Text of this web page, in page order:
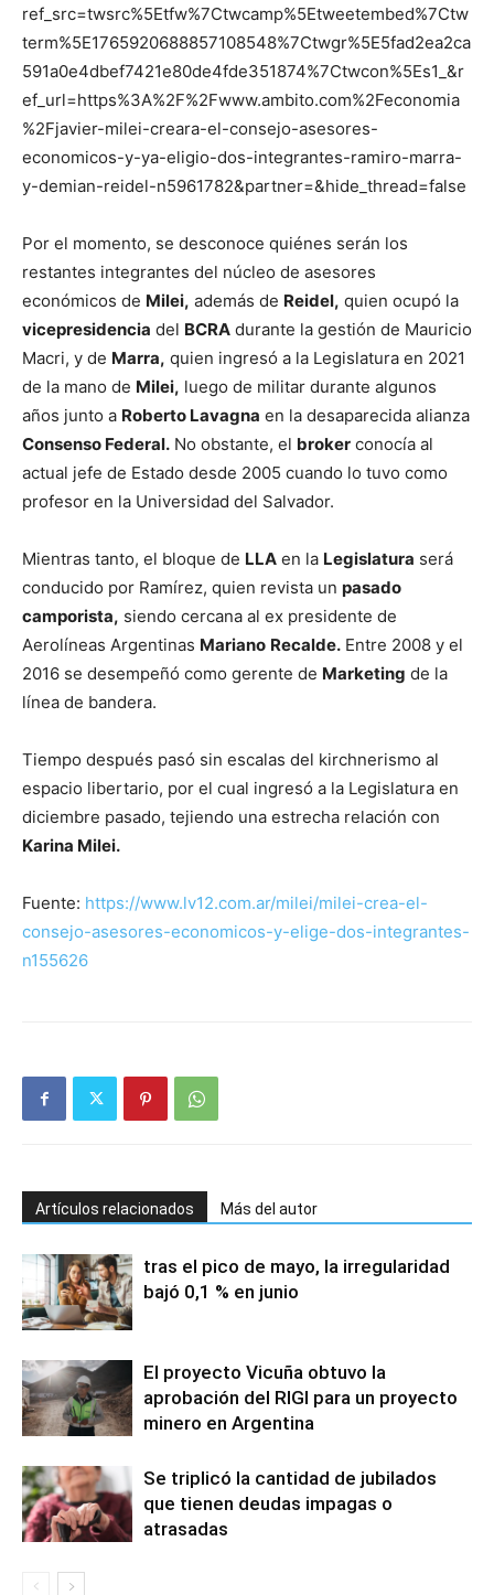
ref_src=twsrc%5Etfw%7Ctwcamp%5Etweetembed%7Ctw
term%5E1765920688857108548%7Ctwgr%5E5fad2ea2ca
591a0e4dbef7421e80de4fde351874%7Ctwcon%5Es1_&r
ef_url=https%3A%2F%2Fwww.ambito.com%2Feconomia
%2Fjavier-milei-creara-el-consejo-asesores-
economicos-y-ya-eligio-dos-integrantes-ramiro-marra-
y-demian-reidel-n5961782&partner=&hide_thread=false
Por el momento, se desconoce quiénes serán los
restantes integrantes del núcleo de asesores
económicos de Milei, además de Reidel, quien ocupó la
vicepresidencia del BCRA durante la gestión de Mauricio
Macri, y de Marra, quien ingresó a la Legislatura en 2021
de la mano de Milei, luego de militar durante algunos
años junto a Roberto Lavagna en la desaparecida alianza
Consenso Federal. No obstante, el broker conocía al
actual jefe de Estado desde 2005 cuando lo tuvo como
profesor en la Universidad del Salvador.
Mientras tanto, el bloque de LLA en la Legislatura será
conducido por Ramírez, quien revista un pasado
camporista, siendo cercana al ex presidente de
Aerolíneas Argentinas Mariano Recalde. Entre 2008 y el
2016 se desempeñó como gerente de Marketing de la
línea de bandera.
Tiempo después pasó sin escalas del kirchnerismo al
espacio libertario, por el cual ingresó a la Legislatura en
diciembre pasado, tejiendo una estrecha relación con
Karina Milei.
Fuente: https://www.lv12.com.ar/milei/milei-crea-el-
consejo-asesores-economicos-y-elige-dos-integrantes-
n155626
Artículos relacionados Más del autor
tras el pico de mayo, la irregularidad
bajó 0,1 % en junio
El proyecto Vicuña obtuvo la
aprobación del RIGI para un proyecto
minero en Argentina
Se triplicó la cantidad de jubilados
que tienen deudas impagas o
atrasadas